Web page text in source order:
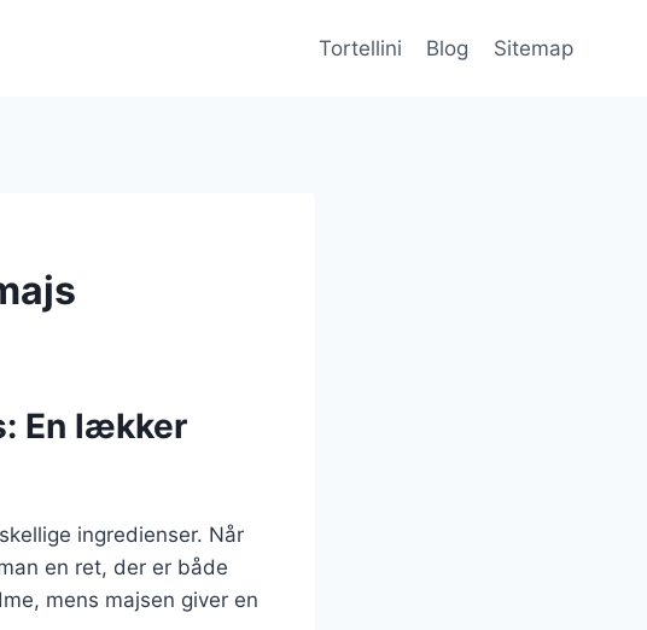
Tortellini Blog Sitemap
En lækker
ingredienser. Når
en ret, der er både
mens majsen giver en